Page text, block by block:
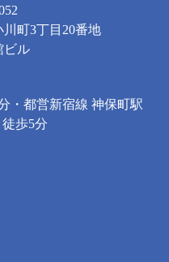
町3丁目20番地
ビル
・都営新宿線 神保町駅
徒歩5分